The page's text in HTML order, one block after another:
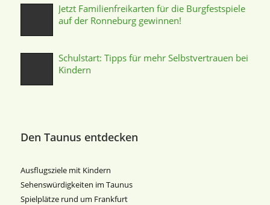
Jetzt Familienfreikarten für die Burgfestspiele
auf der Ronneburg gewinnen!
Schulstart: Tipps für mehr Selbstvertrauen bei
Kindern
Den Taunus entdecken
Ausflugsziele mit Kindern
Sehenswürdigkeiten im Taunus
Spielplätze rund um Frankfurt